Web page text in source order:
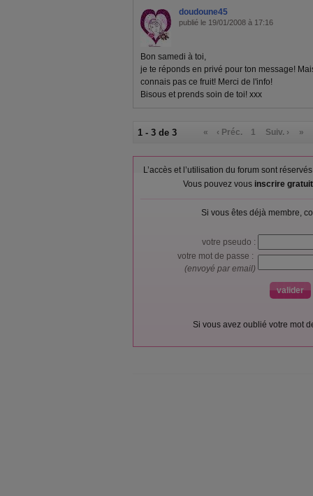
doudoune45
publié le 19/01/2008 à 17:16
Bon samedi à toi,
je te réponds en privé pour ton message!
connais pas ce fruit! Merci de l'info!
Bisous et prends soin de toi! xxx
1 - 3 de 3 « ‹ Préc. 1 Suiv. › »
L’accès et l’utilisation du forum sont
Vous pouvez vous inscrire
Si vous êtes déjà membre,
votre pseudo :
votre mot de passe :
(envoyé par email)
Si vous avez oublié votre mot